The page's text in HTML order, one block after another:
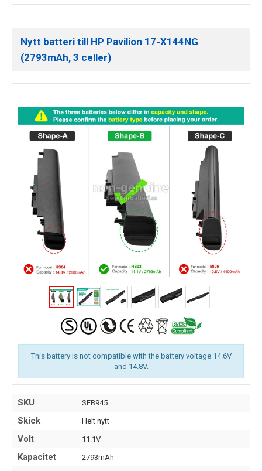
Nytt batteri till HP Pavilion 17-X144NG
(2793mAh, 3 celler)
This battery is not compatible with the battery voltage 14.6V
and 14.8V.
SKU SEB945
Skick Helt nytt
Volt 11.1V
Kapacitet 2793mAh